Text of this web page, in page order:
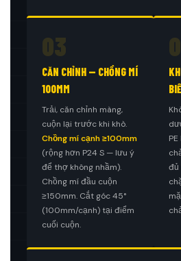
03
CĂN CHỈNH — CHỒNG MÍ
100MM
Trải, căn chỉnh màng,
cuộn lại trước khi khò.
Chồng mí cạnh ≥100mm
(rộng hơn P24 S — lưu ý
để thợ không nhầm).
Chồng mí đầu cuộn
≥150mm. Cắt góc 45°
(100mm/cạnh) tại điểm
cuối cuộn.
đủ